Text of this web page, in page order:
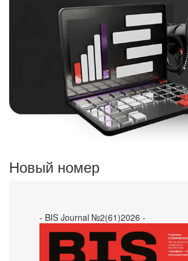
Новый номер
- BIS Journal №2(61)2026 -